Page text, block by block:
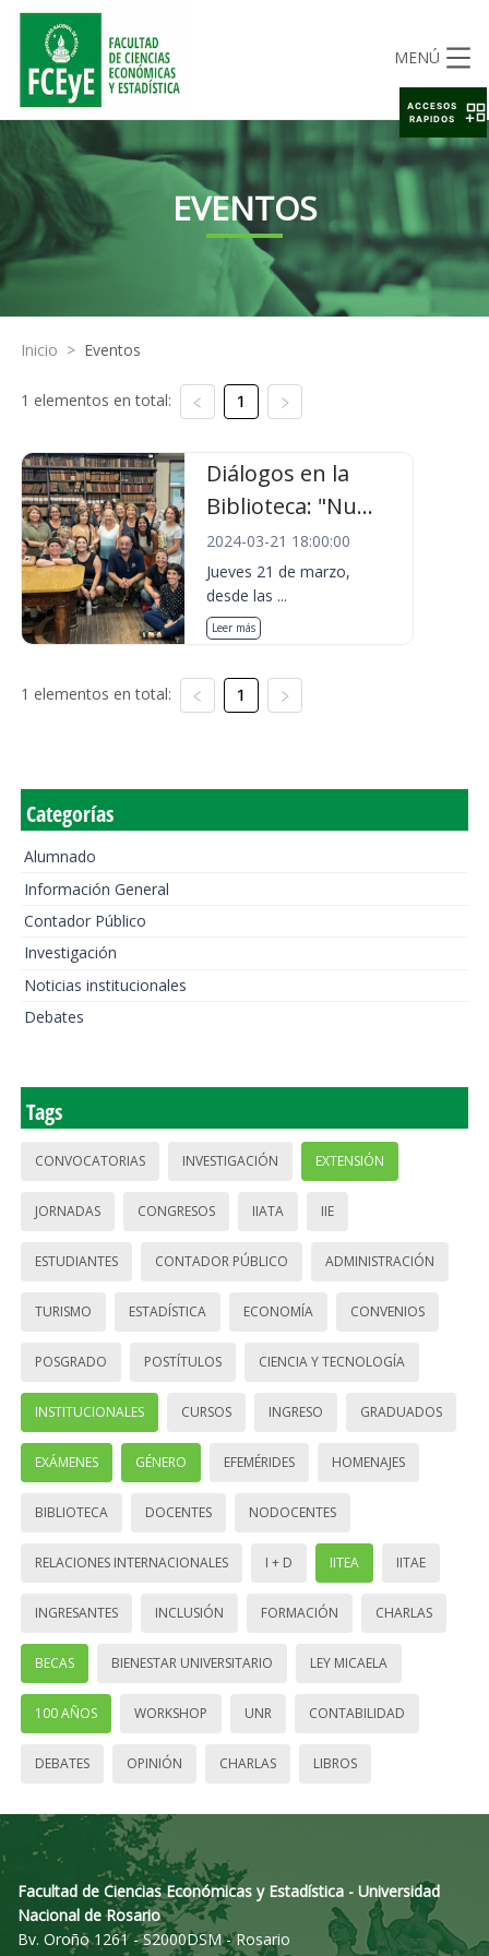
MENÚ
EVENTOS
Inicio > Eventos
1 elementos en total: 1
Diálogos en la
Biblioteca: "Nu...
2024-03-21 18:00:00
Jueves 21 de marzo,
desde las ...
Leer más
1 elementos en total: 1
Categorías
Alumnado
Información General
Contador Público
Investigación
Noticias institucionales
Debates
Tags
CONVOCATORIAS INVESTIGACIÓN EXTENSIÓN
JORNADAS CONGRESOS IIATA IIE
ESTUDIANTES CONTADOR PÚBLICO ADMINISTRACIÓN
TURISMO ESTADÍSTICA ECONOMÍA CONVENIOS
POSGRADO POSTÍTULOS CIENCIA Y TECNOLOGÍA
INSTITUCIONALES CURSOS INGRESO GRADUADOS
EXÁMENES GÉNERO EFEMÉRIDES HOMENAJES
BIBLIOTECA DOCENTES NODOCENTES
RELACIONES INTERNACIONALES I + D IITEA IITAE
INGRESANTES INCLUSIÓN FORMACIÓN CHARLAS
BECAS BIENESTAR UNIVERSITARIO LEY MICAELA
100 AÑOS WORKSHOP UNR CONTABILIDAD
DEBATES OPINIÓN CHARLAS LIBROS
Facultad de Ciencias Económicas y Estadística - Universidad
Nacional de Rosario
Bv. Oroño 1261 - S2000DSM - Rosario
ACCESOS
RAPIDOS